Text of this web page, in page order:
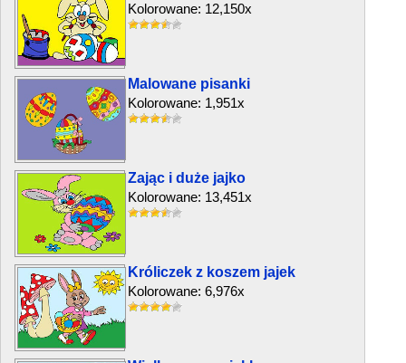
Kolorowane: 12,150x
Malowane pisanki
Kolorowane: 1,951x
Zając i duże jajko
Kolorowane: 13,451x
Króliczek z koszem jajek
Kolorowane: 6,976x